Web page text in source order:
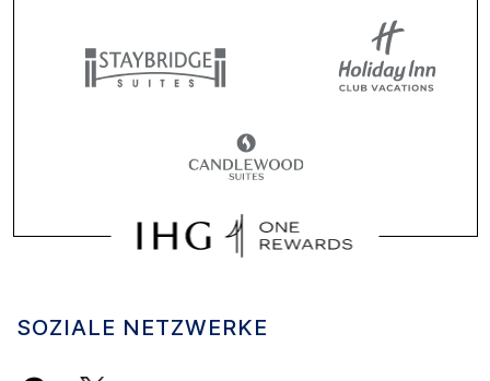
SOZIALE NETZWERKE